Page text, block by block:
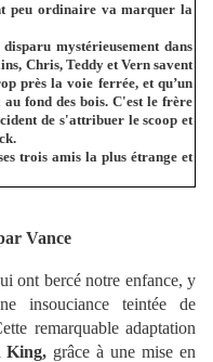
peu ordinaire va marquer la
mystérieusement dans
Chris, Teddy et Vern savent
près la voie ferrée, et qu’un
fond des bois. C'est le frère
de s'attribuer le scoop et
trois amis la plus étrange et
Vance
ont bercé notre enfance, y
insouciance teintée de
remarquable adaptation
King, grâce à une mise en